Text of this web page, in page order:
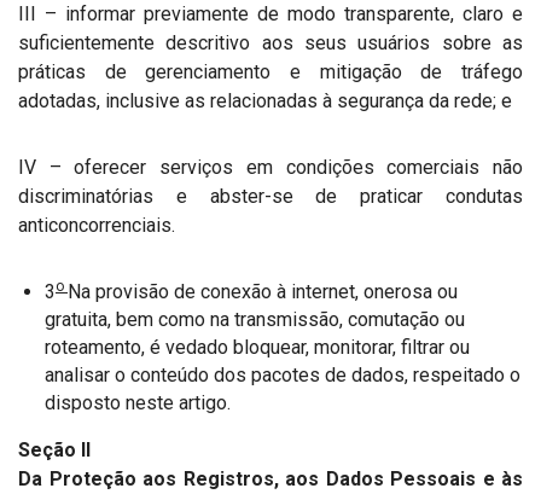
III – informar previamente de modo transparente, claro e
suficientemente descritivo aos seus usuários sobre as
práticas de gerenciamento e mitigação de tráfego
adotadas, inclusive as relacionadas à segurança da rede; e
IV – oferecer serviços em condições comerciais não
discriminatórias e abster-se de praticar condutas
anticoncorrenciais.
3 o Na provisão de conexão à internet, onerosa ou
gratuita, bem como na transmissão, comutação ou
roteamento, é vedado bloquear, monitorar, filtrar ou
analisar o conteúdo dos pacotes de dados, respeitado o
disposto neste artigo.
Seção II
Da Proteção aos Registros, aos Dados Pessoais e às